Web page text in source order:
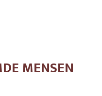
MENSEN